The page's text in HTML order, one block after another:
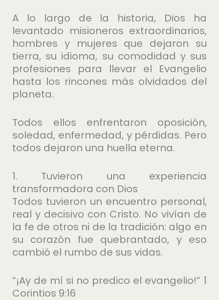
A lo largo de la historia, Dios ha
levantado misioneros extraordinarios,
hombres y mujeres que dejaron su
tierra, su idioma, su comodidad y sus
profesiones para llevar el Evangelio
hasta los rincones más olvidados del
planeta.
Todos ellos enfrentaron oposición,
soledad, enfermedad, y pérdidas. Pero
todos dejaron una huella eterna.
1. Tuvieron una experiencia
transformadora con Dios
Todos tuvieron un encuentro personal,
real y decisivo con Cristo. No vivían de
la fe de otros ni de la tradición: algo en
su corazón fue quebrantado, y eso
cambió el rumbo de sus vidas.
“¡Ay de mí si no predico el evangelio!” 1
Corintios 9:16